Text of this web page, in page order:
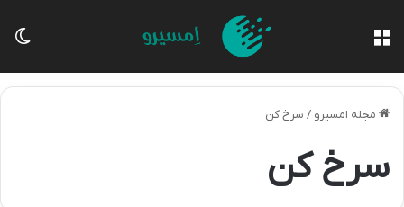
مجله امسیرو / سرخ کن
سرخ کن